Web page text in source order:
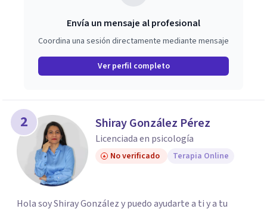
Envía un mensaje al profesional
Coordina una sesión directamente mediante mensaje
Ver perfil completo
2 Shiray González Pérez
Licenciada en psicología
No verificado Terapia Online
Hola soy Shiray González y puedo ayudarte a ti y a tu